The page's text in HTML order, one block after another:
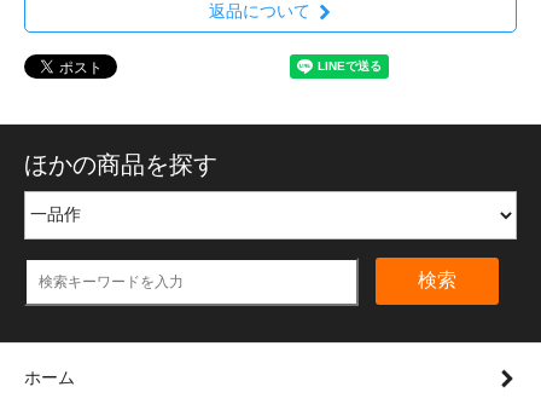
返品について
ほかの商品を探す
検索
ホーム